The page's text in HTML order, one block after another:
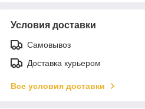
Условия доставки
Самовывоз
Доставка курьером
Все условия доставки